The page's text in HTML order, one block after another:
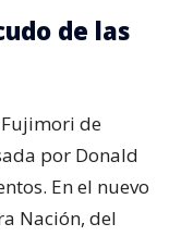
de las
de
por Donald
En el nuevo
Nación, del